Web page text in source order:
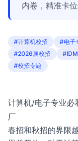
内卷，精准卡
#计算机校招 #电子
#2026届校招
#校招专题
计算机/电子专业必
厂
春招和秋招的界限